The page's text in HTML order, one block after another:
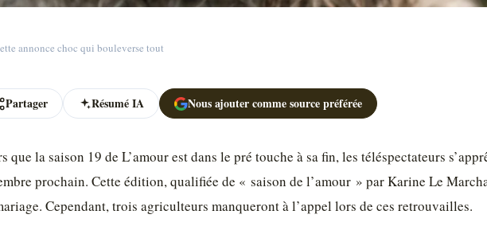
annonce choc qui bouleverse tout
Partager Résumé IA Nous ajouter comme source préférée
que la saison 19 de L’amour est dans le pré touche à sa fin, les téléspectateurs
prochain. Cette édition, qualifiée de « saison de l’amour » par Karine Le
Cependant, trois agriculteurs manqueront à l’appel lors de ces retrouvailles.